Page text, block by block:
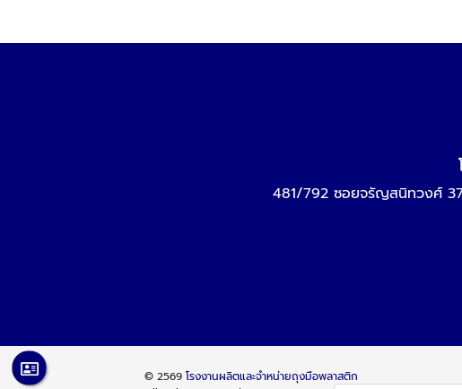
481/792 ซอยจรัญสนิทวงศ์
© 2569โรงงานผลิตและจำหน่ายถุงมือพลาสติก